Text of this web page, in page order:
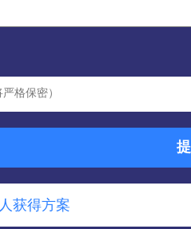
人获得方案